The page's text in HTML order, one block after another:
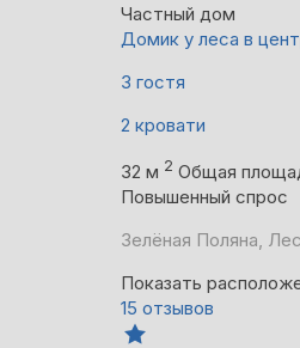
Частный дом
Домик у леса в
3 гостя
2 кровати
32 м 2 Общая
Повышенный спрос
Зелёная Поляна,
Показать
15 отзывов